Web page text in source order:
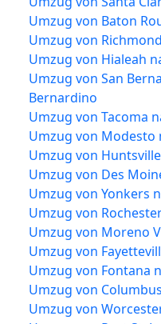
Umzug von Baton
Umzug von
Umzug von Hialeah
Umzug von San
Bernardino
Umzug von Tacoma
Umzug von Modesto
Umzug von
Umzug von Des
Umzug von Yonkers
Umzug von
Umzug von Moreno
Umzug von
Umzug von Fontana
Umzug von
Umzug von